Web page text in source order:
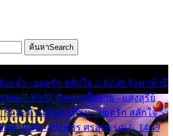
ค้นหาSearch
งแจ๋ว - ยอดรัก สลักใจ 2. 02:49 รักมาห้าปี
รณ 3. 05:57 รักสาวเสื้อลาย - แสงสุรีย์
รักสะท้านดินสะเทือน - ยอดรัก สลักใจ 5.
ค์ทำหล่น - ศรเพชร ศรสุพรรณ 6. 14:49